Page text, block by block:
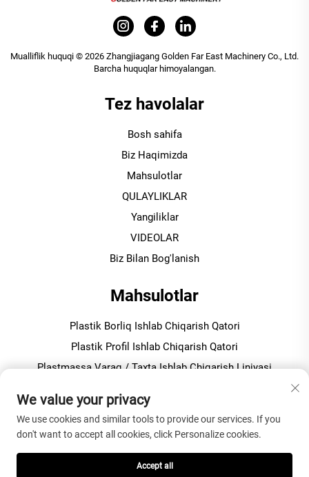
Mualliflik huquqi © 2026 Zhangjiagang Golden Far East Machinery Co., Ltd.
Barcha huquqlar himoyalangan.
Tez havolalar
Bosh sahifa
Biz Haqimizda
Mahsulotlar
QULAYLIKLAR
Yangiliklar
VIDEOLAR
Biz Bilan Bog'lanish
Mahsulotlar
Plastik Borliq Ishlab Chiqarish Qatori
Plastik Profil Ishlab Chiqarish Qatori
Plastmassa Varaq / Taxta Ishlab Chiqarish Liniyasi
Plastmassani Granulyatsiya Qilish / Pelletizatsiya Mashinasi
KOMPANIYA HAQIDA
Maxfiylik siyosati
We value your privacy
We use cookies and similar tools to provide our services. If you
don't want to accept all cookies, click Personalize cookies.
Accept all